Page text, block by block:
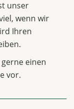
unser
wenn wir
Ihren
einen
vor.